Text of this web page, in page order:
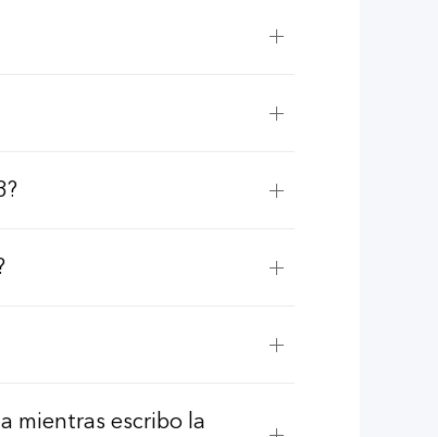
mientras escribo la